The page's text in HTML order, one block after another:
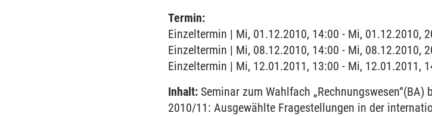
Termin:
Einzeltermin | Mi, 01.12.2010, 14:00 - Mi, 01.12.2010,
Einzeltermin | Mi, 08.12.2010, 14:00 - Mi, 08.12.2010,
Einzeltermin | Mi, 12.01.2011, 13:00 - Mi, 12.01.2011,
Inhalt: Seminar zum Wahlfach
2010/11: Ausgewählte Fragestellungen in der